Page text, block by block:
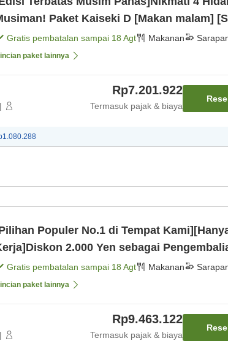
Paket Kaiseki D [Makan malam]
Gratis pembatalan sampai 18 Agt Makanan
paket lainnya
|
Rp7.201.922
Termasuk pajak & biaya
Populer No.1 di Tempat
2.000 Yen sebagai
Nikmati Kamar dengan Pema
Gratis pembatalan sampai 18 Agt Makanan
paket lainnya
|
Rp9.463.122
Termasuk pajak & biaya